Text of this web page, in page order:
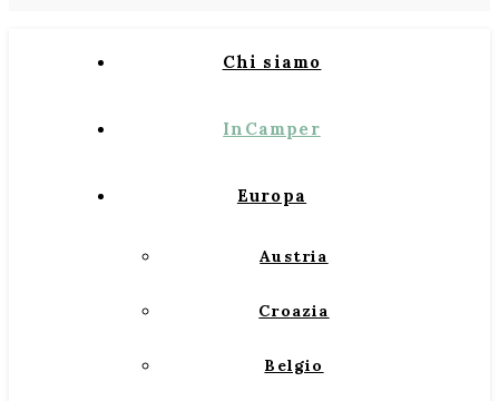
Chi siamo
InCamper
Europa
Austria
Croazia
Belgio